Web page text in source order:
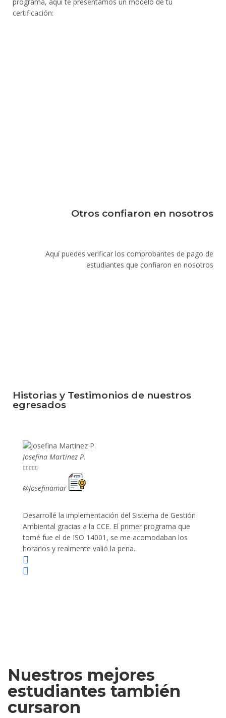
certificación:
Otros confiaron en nosotros
Aquí puedes verificar los comprobantes de pago de
estudiantes que confiaron en nosotros
Historias y Testimonios de nuestros
egresados
Josefina Martinez P.

@Josefinamar
Desarrollé la implementación del Sistema de Gestión
Ambiental gracias a la CCE. El primer programa que
tomé fue el de ISO 14001, se me acomodaban los
horarios y realmente valió la pena.
Nuestros mejores
estudiantes también
cursaron